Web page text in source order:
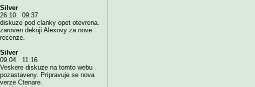
Silver
26.10. 09:37
diskuze pod clanky opet otevrena.
zaroven dekuji Alexovy za nove
recenze.
Silver
09.04. 11:16
Veskere diskuze na tomto webu
pozastaveny. Pripravuje se nova
verze Ctenare.